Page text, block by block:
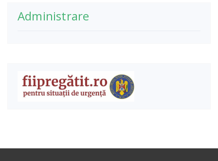
Administrare